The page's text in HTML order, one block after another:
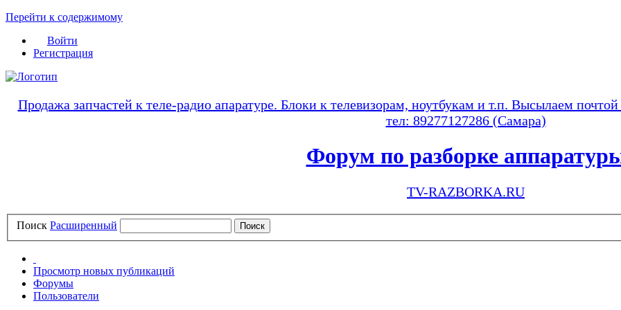
Перейти к содержимому
Войти
Регистрация
Продажа запчастей к теле-радио апаратуре. Блоки к телевизорам, ноутбукам и т.п. Высылаем
тел: 89277127286 (Самара)
Форум по разборке
TV-RAZBORKA.RU
Поиск Расширенный
Просмотр новых публикаций
Форумы
Пользователи